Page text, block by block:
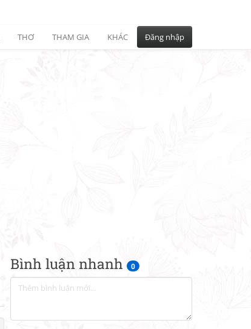
THƠ THAM GIA KHÁC Đăng nhập
Bình luận nhanh 0